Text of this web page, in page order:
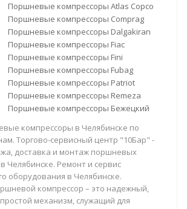
Поршневые компрессоры Atlas Copco
Поршневые компрессоры Comprag
Поршневые компрессоры Dalgakiran
Поршневые компрессоры Fiac
Поршневые компрессоры Fini
Поршневые компрессоры Fubag
Поршневые компрессоры Patriot
Поршневые компрессоры Remeza
Поршневые компрессоры Бежецкий
компрессоры в Челябинске по
Торгово-сервисный центр "10Бар" -
доставка и монтаж поршневых
Челябинске. Ремонт и сервис
оборудования в Челябинске.
компрессор – это надежный,
механизм, служащий для